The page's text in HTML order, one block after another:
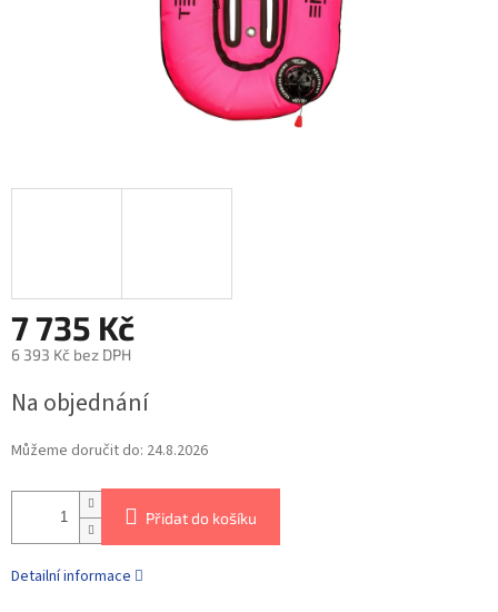
7 735 Kč
6 393 Kč bez DPH
Na objednání
Můžeme doručit do: 24.8.2026
Přidat do košíku
Detailní informace